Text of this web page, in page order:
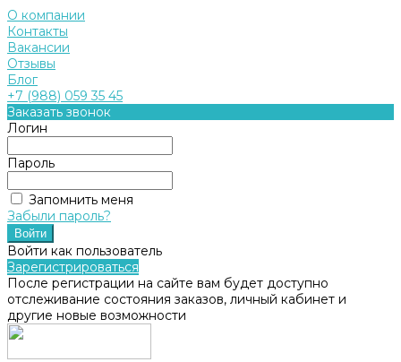
О компании
Контакты
Вакансии
Отзывы
Блог
+7 (988) 059 35 45
Заказать звонок
Логин
Пароль
Запомнить меня
Забыли пароль?
Войти как пользователь
Зарегистрироваться
После регистрации на сайте вам будет доступно
отслеживание состояния заказов, личный кабинет и
другие новые возможности